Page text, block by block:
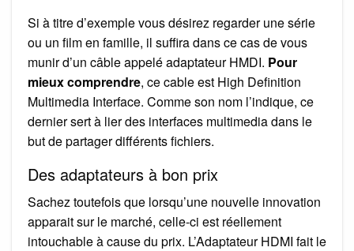
Si à titre d’exemple vous désirez regarder une série
ou un film en famille, il suffira dans ce cas de vous
munir d’un câble appelé adaptateur HMDI. Pour
mieux comprendre, ce cable est High Definition
Multimedia Interface. Comme son nom l’indique, ce
dernier sert à lier des interfaces multimedia dans le
but de partager différents fichiers.
Des adaptateurs à bon prix
Sachez toutefois que lorsqu’une nouvelle innovation
apparait sur le marché, celle-ci est réellement
intouchable à cause du prix. L’Adaptateur HDMI fait le